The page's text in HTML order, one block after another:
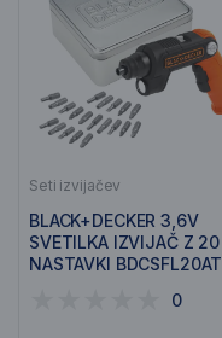
Seti izvijačev
BLACK+DECKER 3,6V
SVETILKA IZVIJAČ Z 20
NASTAVKI BDCSFL20AT
0